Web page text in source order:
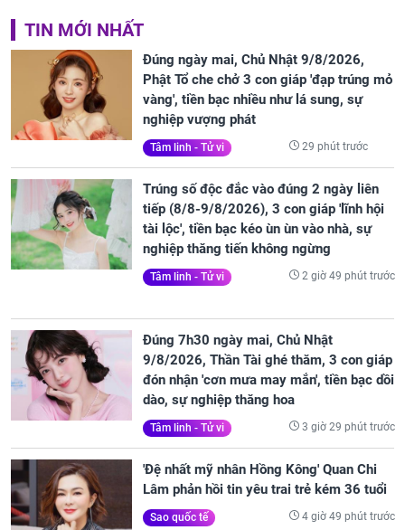
TIN MỚI NHẤT
Đúng ngày mai, Chủ Nhật 9/8/2026,
Phật Tổ che chở 3 con giáp 'đạp trúng mỏ
vàng', tiền bạc nhiều như lá sung, sự
nghiệp vượng phát
Tâm linh - Tử vi 29 phút trước
Trúng số độc đắc vào đúng 2 ngày liên
tiếp (8/8-9/8/2026), 3 con giáp 'lĩnh hội
tài lộc', tiền bạc kéo ùn ùn vào nhà, sự
nghiệp thăng tiến không ngừng
Tâm linh - Tử vi 2 giờ 49 phút trước
Đúng 7h30 ngày mai, Chủ Nhật
9/8/2026, Thần Tài ghé thăm, 3 con giáp
đón nhận 'cơn mưa may mắn', tiền bạc dồi
dào, sự nghiệp thăng hoa
Tâm linh - Tử vi 3 giờ 29 phút trước
'Đệ nhất mỹ nhân Hồng Kông' Quan Chi
Lâm phản hồi tin yêu trai trẻ kém 36 tuổi
Sao quốc tế 4 giờ 49 phút trước